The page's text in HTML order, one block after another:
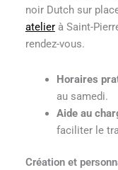
noir Dutch sur
atelierà Saint-
rendez-vous.
Horaires
au samedi.
Aide au
faciliter le
Création et